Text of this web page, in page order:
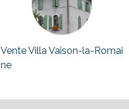
Vente Villa Vaison-la-Romai
ne